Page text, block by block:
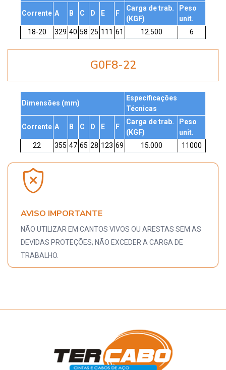
Corrente A B C D E F
Carga de trab.
(KGF)
Peso
unit.
18-20
329 40 58 25 111 61 12.500 6
G0F8-22
Dimensões (mm)
Especificações
Técnicas
Corrente A B C D E F
Carga de trab.
(KGF)
Peso
unit.
22
355 47 65 28 123 69 15.000 11000
AVISO IMPORTANTE
NÃO UTILIZAR EM CANTOS VIVOS OU ARESTAS SEM AS
DEVIDAS PROTEÇÕES; NÃO EXCEDER A CARGA DE
TRABALHO.